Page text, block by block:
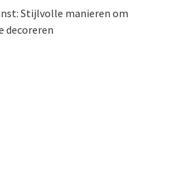
Stijlvolle manieren om
decoreren